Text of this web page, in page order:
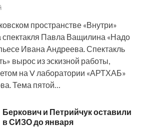
пространстве «Внутри»
спектакля Павла Ващилина «Надо
Ивана Андреева. Спектакль
вырос из эскизной работы,
на V лаборатории «АРТХАБ»
Тема пятой…
Беркович и Петрийчук оставили
в СИЗО до января